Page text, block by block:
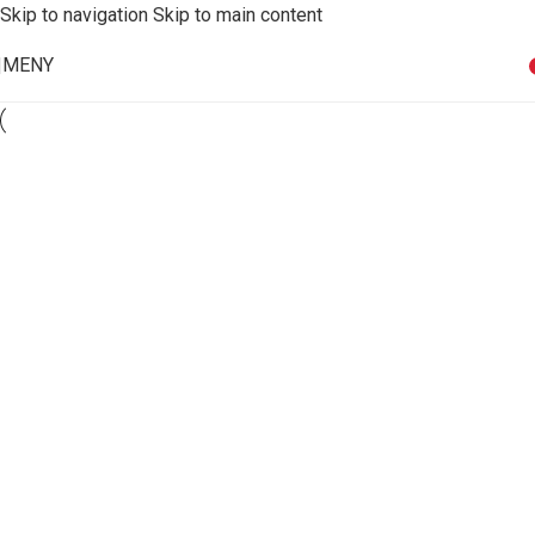
Skip to navigation Skip to main content
MENY